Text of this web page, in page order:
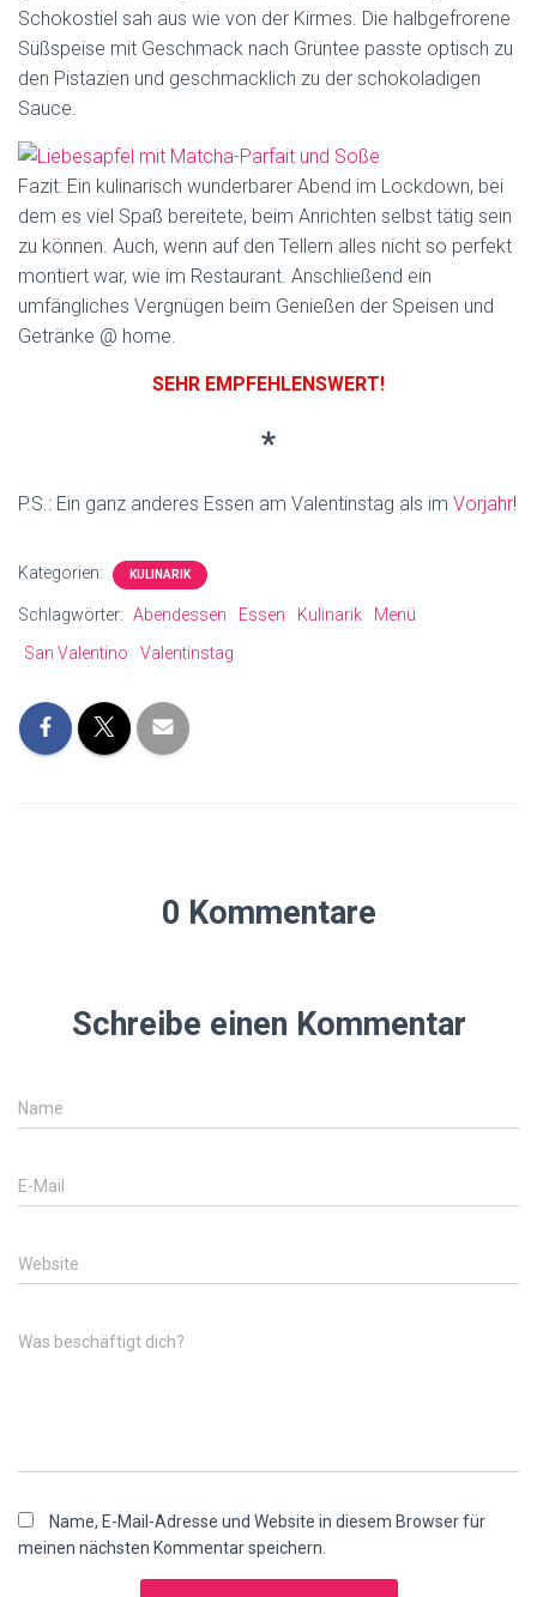
Schokostiel sah aus wie von der Kirmes. Die halbgefrorene
Süßspeise mit Geschmack nach Grüntee passte optisch zu
den Pistazien und geschmacklich zu der schokoladigen
Sauce.
Fazit: Ein kulinarisch wunderbarer Abend im Lockdown, bei
dem es viel Spaß bereitete, beim Anrichten selbst tätig sein
zu können. Auch, wenn auf den Tellern alles nicht so perfekt
montiert war, wie im Restaurant. Anschließend ein
umfängliches Vergnügen beim Genießen der Speisen und
Getränke @ home.
SEHR EMPFEHLENSWERT!
*
P.S.: Ein ganz anderes Essen am Valentinstag als im Vorjahr!
Kategorien: KULINARIK
Schlagwörter: Abendessen Essen Kulinarik
Menü
San Valentino
Valentinstag
0 Kommentare
Schreibe einen Kommentar
Name
E-Mail
Website
Was beschäftigt dich?
Name, E-Mail-Adresse und Website in diesem Browser für
meinen nächsten Kommentar speichern.